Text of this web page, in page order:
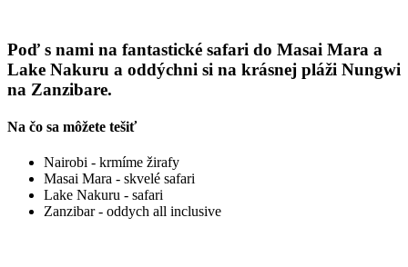
Poď s nami na fantastické safari do Masai Mara a
Lake Nakuru a oddýchni si na krásnej pláži Nungwi
na Zanzibare.
Na čo sa môžete tešiť
Nairobi - krmíme žirafy
Masai Mara - skvelé safari
Lake Nakuru - safari
Zanzibar - oddych all inclusive